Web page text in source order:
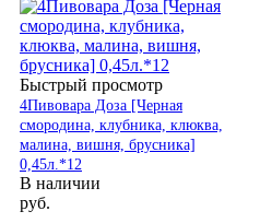
Быстрый просмотр
4Пивовара Доза [Черная
смородина, клубника, клюква,
малина, вишня, брусника]
0,45л.*12
В наличии
руб.